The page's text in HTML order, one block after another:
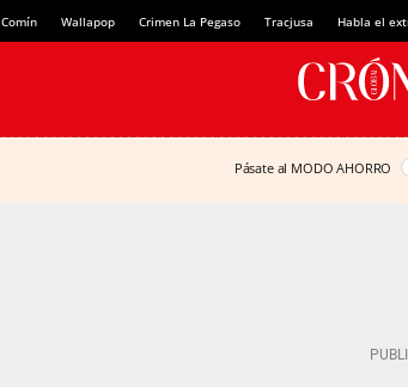
Wallapop Crimen La Pegaso Tracjusa Habla el
Pásate al MODO AHORRO